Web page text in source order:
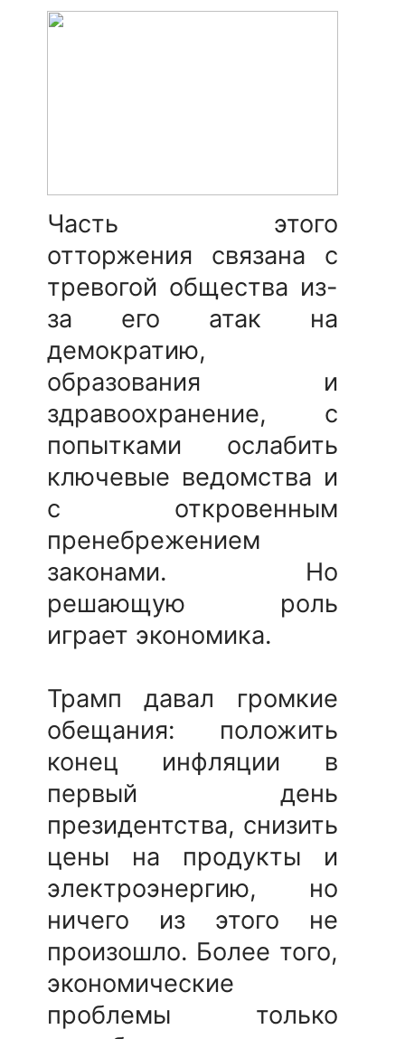
Часть этого
отторжения связана с
тревогой общества из-
за его атак на
демократию,
образования и
здравоохранение, с
попытками ослабить
ключевые ведомства и
с откровенным
пренебрежением
законами. Но
решающую роль
играет экономика.
Трамп давал громкие
обещания: положить
конец инфляции в
первый день
президентства, снизить
цены на продукты и
электроэнергию, но
ничего из этого не
произошло. Более того,
экономические
проблемы только